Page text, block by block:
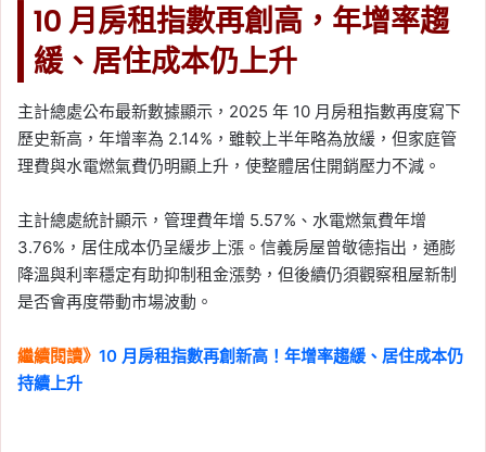
10 月房租指數再創高，年增率趨
緩、居住成本仍上升
主計總處公布最新數據顯示，2025 年 10 月房租指數再度寫下
歷史新高，年增率為 2.14%，雖較上半年略為放緩，但家庭管
理費與水電燃氣費仍明顯上升，使整體居住開銷壓力不減。
主計總處統計顯示，管理費年增 5.57%、水電燃氣費年增
3.76%，居住成本仍呈緩步上漲。信義房屋曾敬德指出，通膨
降溫與利率穩定有助抑制租金漲勢，但後續仍須觀察租屋新制
是否會再度帶動市場波動。
繼續閱讀》 10 月房租指數再創新高！年增率趨緩、居住成本仍
持續上升